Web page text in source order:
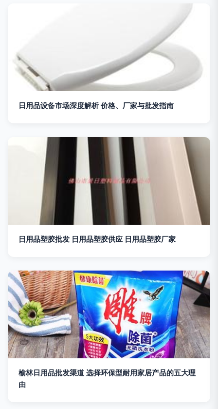
日用品设备市场深度解析 价格、厂家与批发指南
日用品塑胶批发 日用品塑胶供应 日用品塑胶厂家
榆林日用品批发渠道 选择环保型耐用家居产品的五大理
由